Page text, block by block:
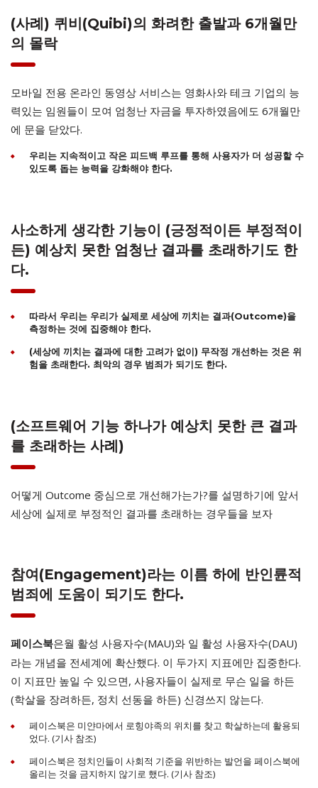
(사례) 퀴비(Quibi)의 화려한 출발과 6개월만
의 몰락
모바일 전용 온라인 동영상 서비스는 영화사와 테크 기업의 능
력있는 임원들이 모여 엄청난 자금을 투자하였음에도 6개월만
에 문을 닫았다.
우리는 지속적이고 작은 피드백 루프를 통해 사용자가 더 성공할 수
있도록 돕는 능력을 강화해야 한다.
사소하게 생각한 기능이 (긍정적이든 부정적이
든) 예상치 못한 엄청난 결과를 초래하기도 한
다.
따라서 우리는 우리가 실제로 세상에 끼치는 결과(Outcome)을
측정하는 것에 집중해야 한다.
(세상에 끼치는 결과에 대한 고려가 없이) 무작정 개선하는 것은 위
험을 초래한다. 최악의 경우 범죄가 되기도 한다.
(소프트웨어 기능 하나가 예상치 못한 큰 결과
를 초래하는 사례)
어떻게 Outcome 중심으로 개선해가는가?를 설명하기에 앞서
세상에 실제로 부정적인 결과를 초래하는 경우들을 보자
참여(Engagement)라는 이름 하에 반인륜적
범죄에 도움이 되기도 한다.
페이스북은월 활성 사용자수(MAU)와 일 활성 사용자수(DAU)
라는 개념을 전세계에 확산했다. 이 두가지 지표에만 집중한다.
이 지표만 높일 수 있으면, 사용자들이 실제로 무슨 일을 하든
(학살을 장려하든, 정치 선동을 하든) 신경쓰지 않는다.
페이스북은 미얀마에서 로힝야족의 위치를 찾고 학살하는데 활용되
었다. (기사 참조)
페이스북은 정치인들이 사회적 기준을 위반하는 발언을 페이스북에
올리는 것을 금지하지 않기로 했다. (기사 참조)